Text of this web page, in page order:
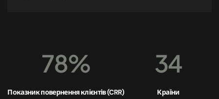
78%
Показник повернення клієнтів (CRR)
34
Країни